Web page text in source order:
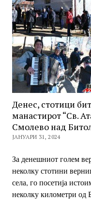
Денес, стотици
манастирот “Св.
Смолево над
ЈАНУАРИ 31, 2024
За денешниот голем
неколку стотини
села, го посетија
неколку километри од